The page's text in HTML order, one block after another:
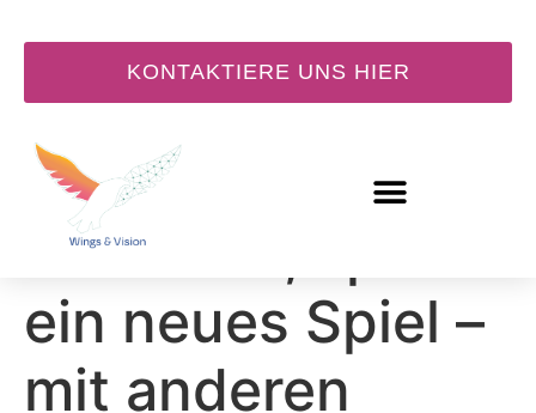
KONTAKTIERE UNS HIER
Wer führt, spielt
ein neues Spiel –
mit anderen